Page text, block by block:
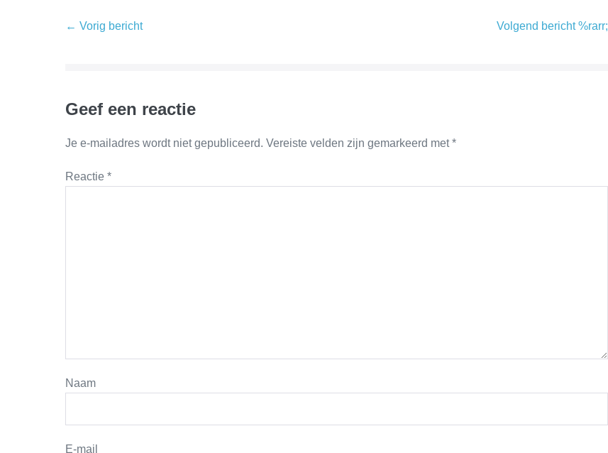
← Vorig bericht Volgend bericht %rarr;
Geef een reactie
Je e-mailadres wordt niet gepubliceerd. Vereiste velden zijn gemarkeerd met*
Reactie *
Naam
E-mail